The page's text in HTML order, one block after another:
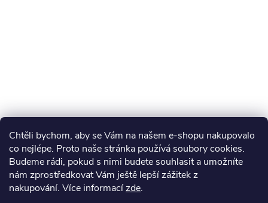
Chtěli bychom, aby se Vám na našem e-shopu nakupovalo
co nejlépe. Proto naše stránka používá soubory cookies.
Budeme rádi, pokud s nimi budete souhlasit a umožníte
nám zprostředkovat Vám ještě lepší zážitek z
nakupování. Více informacízde.